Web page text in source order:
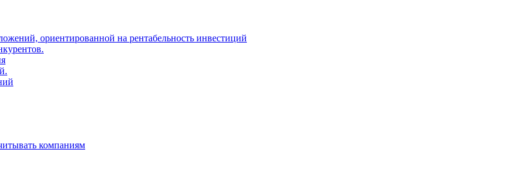
ориентированной на рентабельность инвестиций
компаниям